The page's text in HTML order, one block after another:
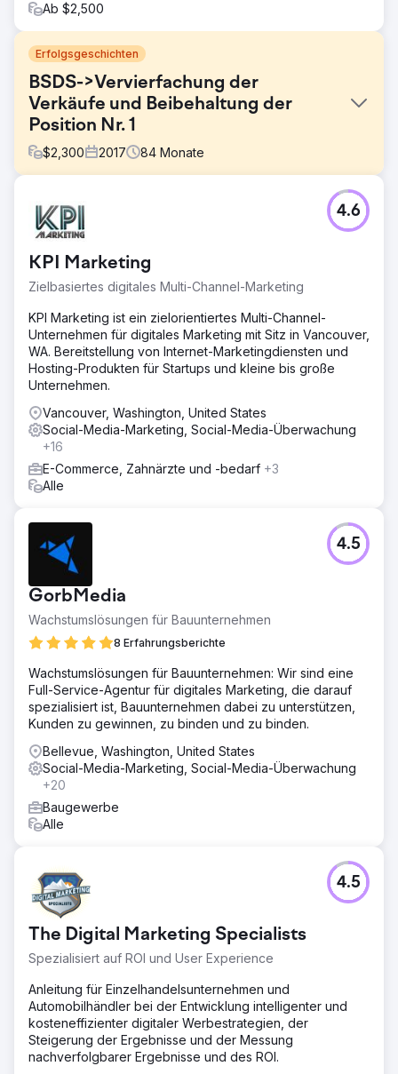
Ab $2,500
Erfolgsgeschichten
BSDS->Vervierfachung der
Verkäufe und Beibehaltung der
Position Nr. 1
$2,300 2017 84 Monate
Das Body Sense Day Spa in Hyannis Ma wollte eine Full-
Service-Agentur, da es bei Google kein gutes Ranking
Außerdem hatte es Probleme, die monatlichen
Budgetvorgaben einzuhalten.
Lösung
Wir haben ihre Website neu gestaltet, sie zu unserem
POS-System hinzugefügt, ihre SEO/SEM-Optimierung
verbessert und ihnen digitales Marketing mit
umfassendem Social-Media-Engagement und -Support
angeboten. Sie sind seit über sieben Jahren unser Kunde.
Ergebnis
Sie sind in ihrem lokalen Umfeld allen anderen
Unternehmen überlegen und florieren. Wir haben ihren
Cashflow vervierfacht. Sieben Jahre später sind sie immer
noch bei uns.
KPI Marketing
Zielbasiertes digitales Multi-Channel-Marketing
4.6
KPI Marketing ist ein zielorientiertes Multi-Channel-
Unternehmen für digitales Marketing mit Sitz in Vancouver,
WA. Bereitstellung von Internet-Marketingdiensten und
Hosting-Produkten für Startups und kleine bis große
Unternehmen.
Vancouver, Washington, United States
Social-Media-Marketing, Social-Media-Überwachung
+16
E-Commerce, Zahnärzte und -bedarf +3
Alle
GorbMedia
Wachstumslösungen für Bauunternehmen
8 Erfahrungsberichte
4.5
Wachstumslösungen für Bauunternehmen: Wir sind eine
Full-Service-Agentur für digitales Marketing, die darauf
spezialisiert ist, Bauunternehmen dabei zu unterstützen,
Kunden zu gewinnen, zu binden und zu binden.
Bellevue, Washington, United States
Social-Media-Marketing, Social-Media-Überwachung
+20
Baugewerbe
Alle
The Digital Marketing Specialists
Spezialisiert auf ROI und User Experience
4.5
Anleitung für Einzelhandelsunternehmen und
Automobilhändler bei der Entwicklung intelligenter und
kosteneffizienter digitaler Werbestrategien, der
Steigerung der Ergebnisse und der Messung
nachverfolgbarer Ergebnisse und des ROI.